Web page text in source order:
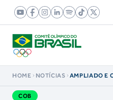
HOME NOTÍCIAS
AMPLIADO E
COB